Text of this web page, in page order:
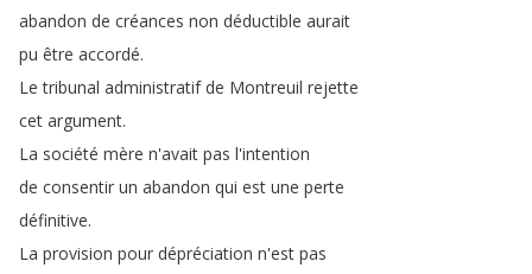
abandon de créances non déductible aurait
pu être accordé.
Le tribunal administratif de Montreuil rejette
cet argument.
La société mère n'avait pas l'intention
de consentir un abandon qui est une perte
définitive.
La provision pour dépréciation n'est pas